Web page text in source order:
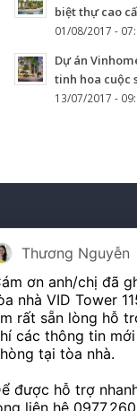
biệt thự cao
01/08/2017 -
Dự án
tinh hoa cuộc
13/07/2017 -
CHO THUÊ
trí vàng kết nối của tòa
01/2020 - 14:56
thuê văn phòng VID
Hoàn Kiếm
07/2019 - 14:42
thuê diện tích linh
Thương Nguyễn
ơn anh/chị đã
nhà VID Tower
rất sẵn lòng hỗ
các thông tin
tại tòa nhà.
được hỗ trợ
liên hệ